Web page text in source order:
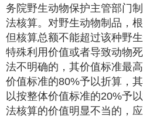
务院野生动物保护主管部门
法核算。对野生动物制品，
但核算总额不能超过该种野
特殊利用价值或者导致动物
法不明确的，其价值标准最
价值标准的80%予以折算，
以按整体价值标准的20%予
法核算的价值明显不当的，